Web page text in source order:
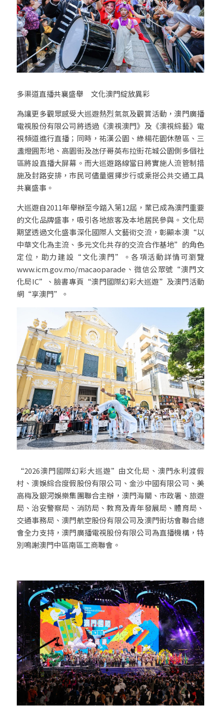
多渠道直播共襄盛舉　文化澳門綻放異彩
為讓更多觀眾感受大巡遊熱烈氣氛及觀賞活動，澳門廣播
電視股份有限公司將透過《澳視澳門》及《澳視綜藝》電
視頻道進行直播；同時，祐漢公園、綠楊花園休憩區、三
盞燈圓形地、高園街及氹仔哥英布拉街花城公園側多個社
區將設直播大屏幕。而大巡遊路線當日將實施人流管制措
施及封路安排，市民可儘量選擇步行或乘搭公共交通工具
共襄盛事。
大巡遊自2011年舉辦至今踏入第12屆，業已成為澳門重要
的文化品牌盛事，吸引各地旅客及本地居民參與。文化局
期望透過文化盛事深化國際人文藝術交流，彰顯本澳“以
中華文化為主流、多元文化共存的交流合作基地”的角色
定位，助力建設“文化澳門”。各項活動詳情可瀏覽
www.icm.gov.mo/macaoparade、微信公眾號“澳門文
化局IC”、臉書專頁“澳門國際幻彩大巡遊”及澳門活動
網“享澳門”。
“2026澳門國際幻彩大巡遊”由文化局、澳門永利渡假
村、澳娛綜合度假股份有限公司、金沙中國有限公司、美
高梅及銀河娛樂集團聯合主辦，澳門海關、市政署、旅遊
局、治安警察局、消防局、教育及青年發展局、體育局、
交通事務局、澳門航空股份有限公司及澳門街坊會聯合總
會全力支持，澳門廣播電視股份有限公司為直播機構，特
別鳴謝澳門中區南區工商聯會。